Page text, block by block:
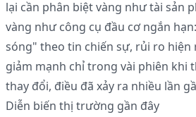
lại cần phân biệt vàng như tài sản
vàng như công cụ đầu cơ ngắn
sóng" theo tin chiến sự, rủi ro hiện
giảm mạnh chỉ trong vài phiên khi
thay đổi, điều đã xảy ra nhiều lần
Diễn biến thị trường gần đây